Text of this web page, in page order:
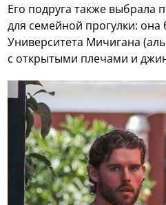
Его подруга также выбрала
для семейной прогулки: она
Университета Мичигана
с открытыми плечами и